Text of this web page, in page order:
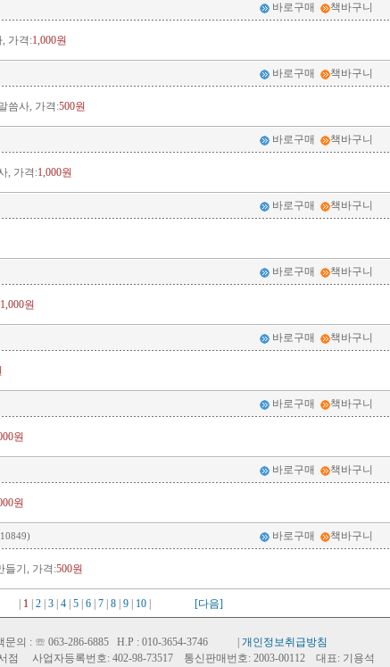
바로구매 책바구니
가격:1,000원
바로구매 책바구니
씀사, 가격:500원
바로구매 책바구니
, 가격:1,000원
바로구매 책바구니
바로구매 책바구니
1,000원
바로구매 책바구니
바로구매 책바구니
원
바로구매 책바구니
원
바로구매 책바구니
들기, 가격:500원
1| 2| 3| 4| 5| 6| 7| 8| 9| 10| [다음]
문의 : ☏ 063-286-6885 H.P : 010-3654-3746 | 개인정보취급방침
점 사업자등록번호: 402-98-73517 통신판매번호: 2003-00112 대표: 기용석